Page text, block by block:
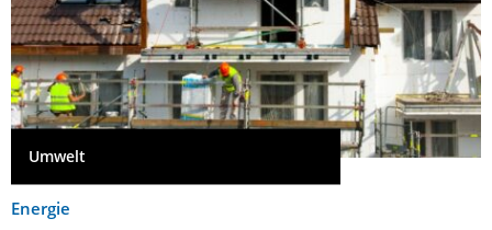
Umwelt
Energie